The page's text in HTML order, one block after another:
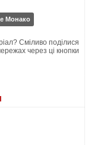
Монако
Сміливо поділися
через ці кнопки